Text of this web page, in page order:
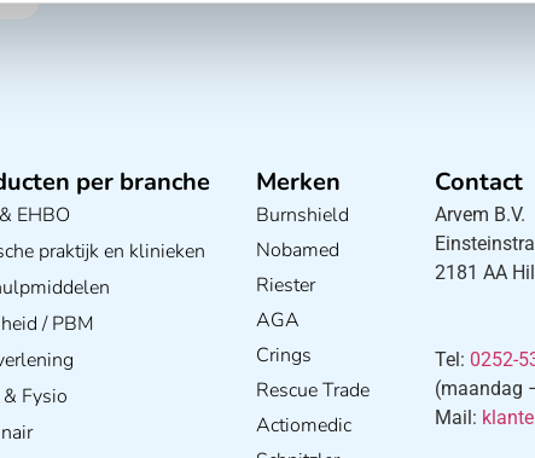
per branche
EHBO
praktijk en klinieken
/ PBM
Fysio
Merken
Burnshield
Nobamed
Riester
AGA
Crings
Rescue Trade
Actiomedic
Contact
Arvem B.V.
2181 AA
Tel: 0252-
(maandag
Mail: